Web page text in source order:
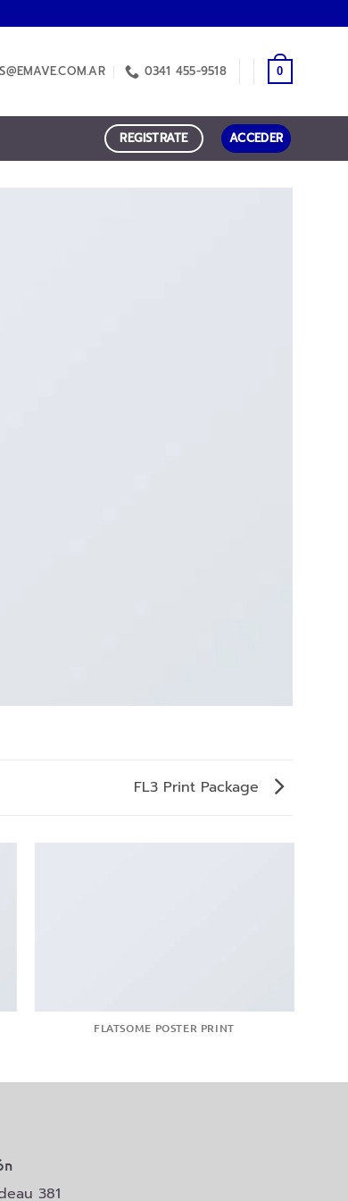
0341 455-9518 0
REGISTRATE ACCEDER
FL3 Print Package
FLATSOME POSTER PRINT
381